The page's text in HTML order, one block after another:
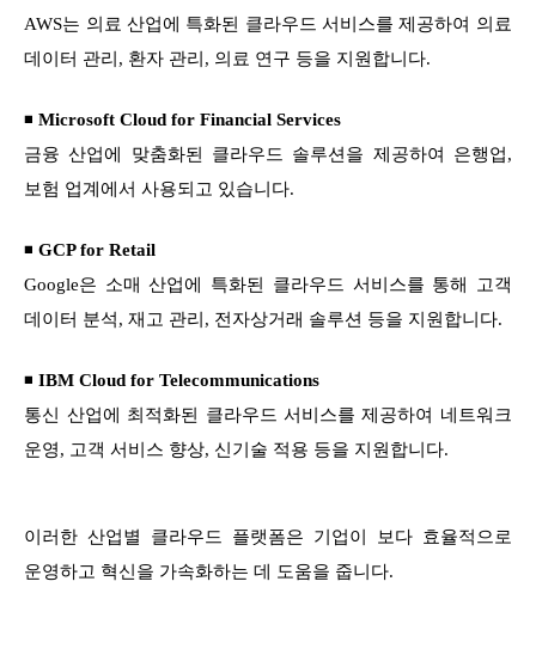
AWS는 의료 산업에 특화된 클라우드 서비스를 제공하여 의료
데이터 관리, 환자 관리, 의료 연구 등을 지원합니다.
◾ Microsoft Cloud for Financial Services
금융 산업에 맞춤화된 클라우드 솔루션을 제공하여 은행업,
보험 업계에서 사용되고 있습니다.
◾ GCP for Retail
Google은 소매 산업에 특화된 클라우드 서비스를 통해 고객
데이터 분석, 재고 관리, 전자상거래 솔루션 등을 지원합니다.
◾ IBM Cloud for Telecommunications
통신 산업에 최적화된 클라우드 서비스를 제공하여 네트워크
운영, 고객 서비스 향상, 신기술 적용 등을 지원합니다.
이러한 산업별 클라우드 플랫폼은 기업이 보다 효율적으로
운영하고 혁신을 가속화하는 데 도움을 줍니다.